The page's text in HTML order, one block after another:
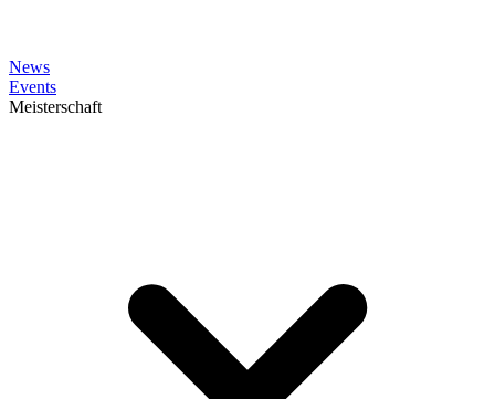
News
Events
Meisterschaft